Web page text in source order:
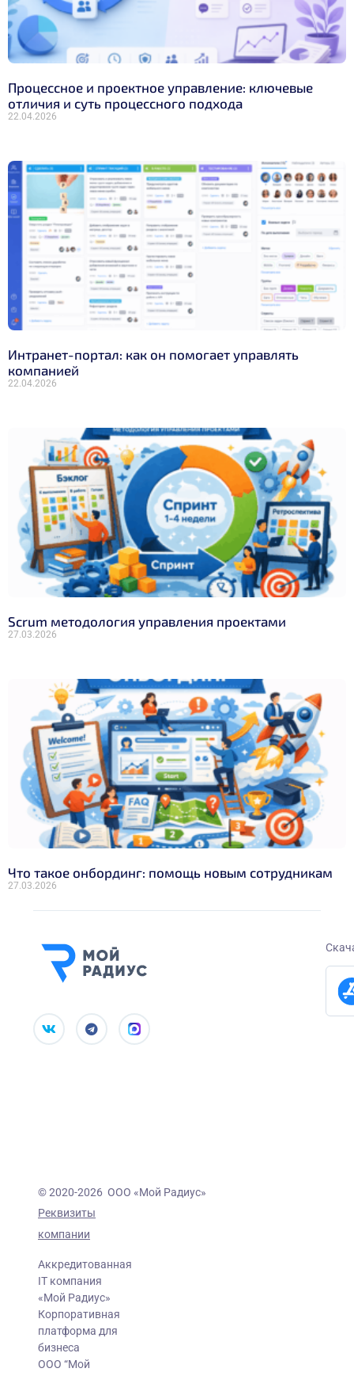
Процессное и проектное управление: ключевые
отличия и суть процессного подхода
22.04.2026
Интранет-портал: как он помогает управлять
компанией
22.04.2026
Scrum методология управления проектами
27.03.2026
Что такое онбординг: помощь новым сотрудникам
27.03.2026
Реквизиты
компании
Аккредитованная
IT компания
«Мой Радиус»
Корпоративная
платформа для
бизнеса
ООО “Мой
© 2020-2026 ООО «Мой Радиус»